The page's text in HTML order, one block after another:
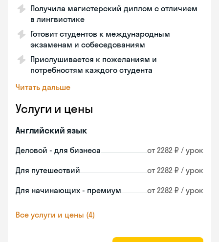
Получила магистерский диплом с отличием
в лингвистике
Готовит студентов к международным
экзаменам и собеседованиям
Прислушивается к пожеланиям и
потребностям каждого студента
Читать дальше
Услуги и цены
Английский язык
Деловой - для бизнеса от 2282 ₽ / урок
Для путешествий от 2282 ₽ / урок
Для начинающих - премиум от 2282 ₽ / урок
Все услуги и цены (4)